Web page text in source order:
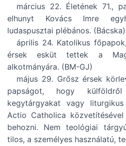
március 22. Életének 71.,
elhunyt Kovács Imre
ludaspusztai plébános.
április 24. Katolikus
érsek esküt tettek a
alkotmányára. (BM-GJ)
május 29. Grősz érsek
papságot, hogy
kegytárgyakat vagy
Actio Catholica
behozni. Nem teológiai
tilos, a személyes használatú,